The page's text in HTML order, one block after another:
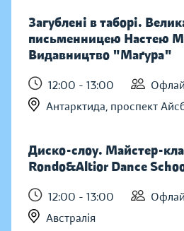
Загублені в таборі.
письменницею Настею
Видавництво "Маґура"
12:00 - 13:00
Антарктида, проспект
Диско-слоу. Майстер-
Rondo&Altior Dance
12:00 - 13:00
Австралія